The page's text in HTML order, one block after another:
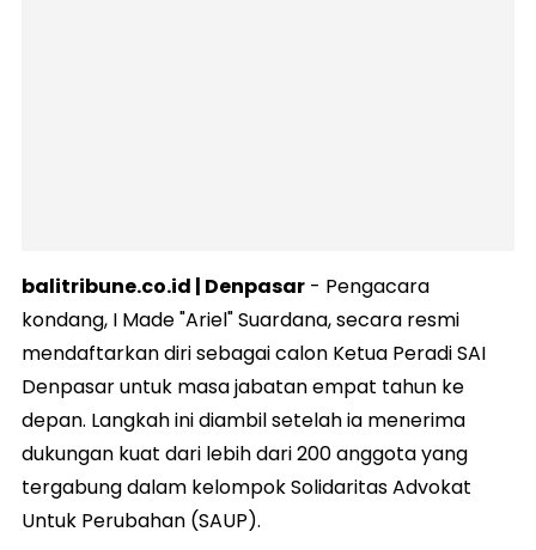
balitribune.co.id | Denpasar - Pengacara
kondang, I Made "Ariel" Suardana, secara resmi
mendaftarkan diri sebagai calon Ketua Peradi SAI
Denpasar untuk masa jabatan empat tahun ke
depan. Langkah ini diambil setelah ia menerima
dukungan kuat dari lebih dari 200 anggota yang
tergabung dalam kelompok Solidaritas Advokat
Untuk Perubahan (SAUP).